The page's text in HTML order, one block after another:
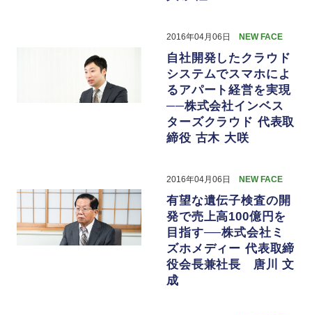
2016年04月06日 NEW FACE
自社開発したクラウド
システムでスマホによ
るアパート経営を実現
──株式会社インベス
ターズクラウド 代表取
締役 古木 大咲
2016年04月06日 NEW FACE
有望な遺伝子検査の開
発で売上高100億円を
目指す──株式会社ミ
ズホメディー 代表取締
役会長兼社長 唐川 文
成